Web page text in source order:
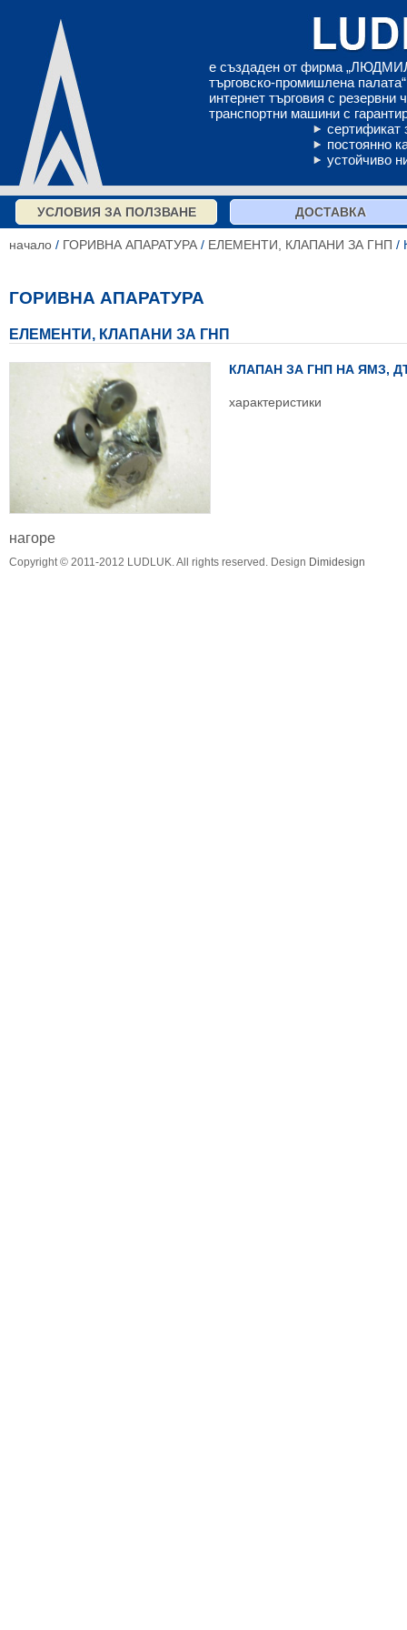
е създаден от фирма
търговско-промишлена
интернет търговия с резервни
транспортни машини с
сертификат
постоянно
устойчиво
УСЛОВИЯ ЗА ПОЛЗВАНЕ ДОСТАВКА
начало / ГОРИВНА АПАРАТУРА / ЕЛЕМЕНТИ, КЛАПАНИ ЗА ГНП /
ГОРИВНА АПАРАТУРА
ЕЛЕМЕНТИ, КЛАПАНИ ЗА ГНП
КЛАПАН ЗА ГНП НА ЯМЗ,
характеристики
нагоре
Copyright © 2011-2012 LUDLUK. All rights reserved. Design Dimidesign